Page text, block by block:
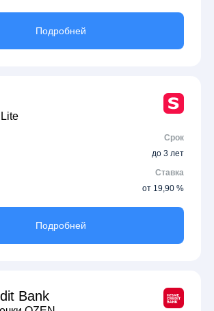
Подробней
Срок
до 3 лет
Ставка
от 19,90 %
Подробней
Bank